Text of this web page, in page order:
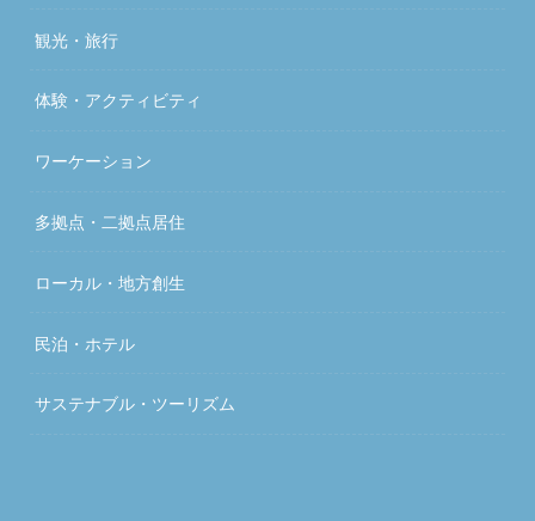
観光・旅行
体験・アクティビティ
ワーケーション
多拠点・二拠点居住
ローカル・地方創生
民泊・ホテル
サステナブル・ツーリズム